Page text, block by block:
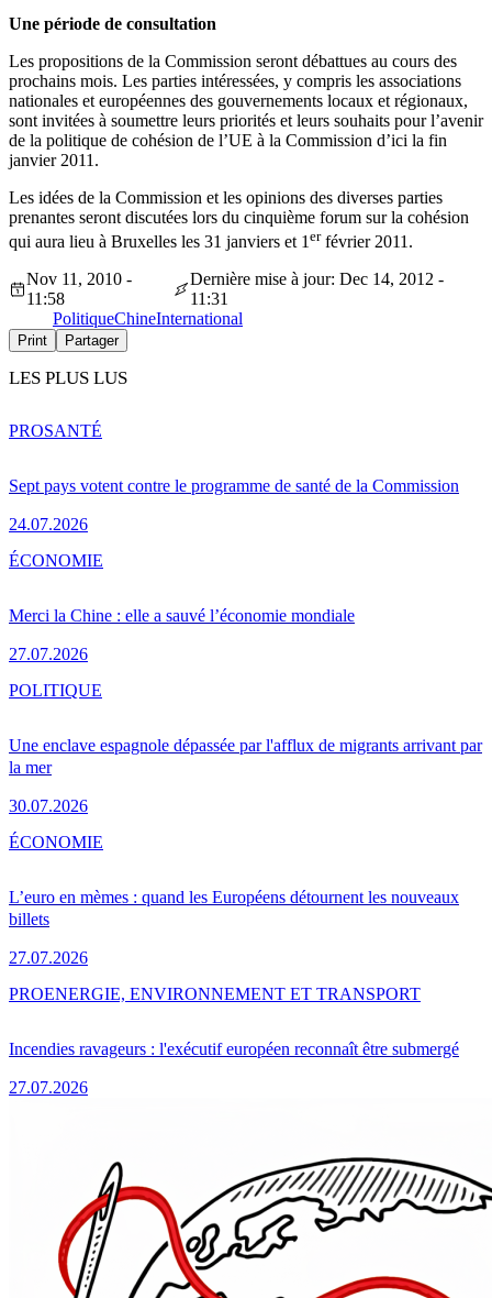
Une période de consultation
Les propositions de la Commission seront débattues au cours des
prochains mois. Les parties intéressées, y compris les associations
nationales et européennes des gouvernements locaux et régionaux,
sont invitées à soumettre leurs priorités et leurs souhaits pour l’avenir
de la politique de cohésion de l’UE à la Commission d’ici la fin
janvier 2011.
Les idées de la Commission et les opinions des diverses parties
prenantes seront discutées lors du cinquième forum sur la cohésion
qui aura lieu à Bruxelles les 31 janviers et 1 erfévrier 2011.
Nov 11, 2010 -
11:58
Dernière mise à jour: Dec 14, 2012 -
11:31
PolitiqueChineInternational
Print Partager
LES PLUS LUS
Sept pays votent contre le programme de santé de la Commission
24.07.2026
PROSANTÉ
Merci la Chine : elle a sauvé l’économie mondiale
27.07.2026
ÉCONOMIE
Une enclave espagnole dépassée par l'afflux de migrants arrivant par
la mer
30.07.2026
POLITIQUE
L’euro en mèmes : quand les Européens détournent les nouveaux
billets
27.07.2026
ÉCONOMIE
Incendies ravageurs : l'exécutif européen reconnaît être submergé
27.07.2026
PROENERGIE, ENVIRONNEMENT ET TRANSPORT